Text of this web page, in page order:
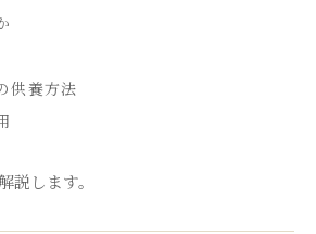
供養方法
説します。